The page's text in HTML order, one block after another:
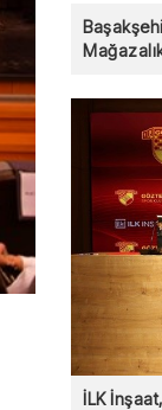
İLK